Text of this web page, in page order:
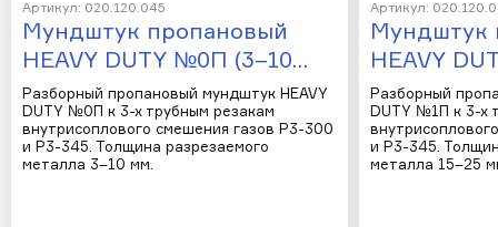
Артикул: 020.120.045
Мундштук пропановый
HEAVY DUTY №0П (3–10…
Разборный пропановый мундштук HEAVY
DUTY №0П к 3-х трубным резакам
внутрисоплового смешения газов Р3-300
и Р3-345. Толщина разрезаемого
металла 3–10 мм.
Артикул:
Мундштук
HEAVY
Разборный
DUTY №1П к 3-х
и Р3-345.
металла 15–25